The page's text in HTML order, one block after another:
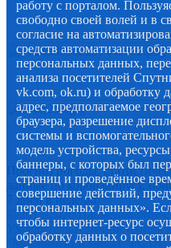
Прогноз погоды,
данные по коронавирусу,
7 дней в неделю.
© 2012-2020
Учредитель Администрация
"Мирнинский район" РС (Я)
работу с порталом.
свободно своей волей и в
согласие на
средств автоматизации
персональных данных,
анализа посетителей
vk.com, ok.ru) и обработку
адрес, предполагаемое
браузера, разрешение
системы и
модель устройства,
баннеры, с которых был
страниц и проведённое
совершение действий,
персональных данных».
чтобы интернет-ресурс
обработку данных о